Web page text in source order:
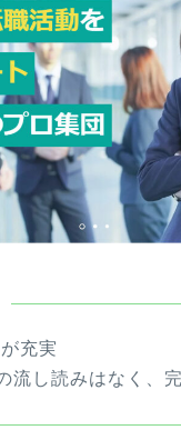
充実
流し読みはなく、